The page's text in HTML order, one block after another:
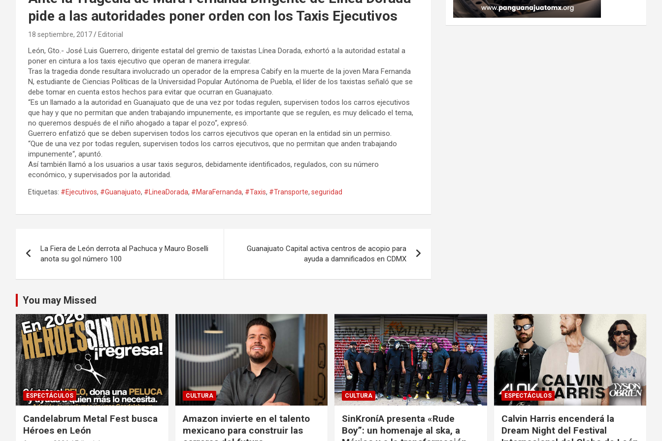
pide a las autoridades poner orden con los Taxis Ejecutivos
18 septiembre, 2017 Editorial
León, Gto.- José Luis Guerrero, dirigente estatal del gremio de taxistas Línea Dorada, exhortó a la autoridad estatal a
poner en cintura a los taxis ejecutivo que operan de manera irregular.
Tras la tragedia donde resultara involucrado un operador de la empresa Cabify en la muerte de la joven Mara Fernanda
N, estudiante de Ciencias Políticas de la Universidad Popular Autónoma de Puebla, el líder de los taxistas señaló que se
debe tomar en cuenta estos hechos para evitar que ocurran en Guanajuato.
“Es un llamado a la autoridad en Guanajuato que de una vez por todas regulen, supervisen todos los carros ejecutivos
que hay y que no permitan que anden trabajando impunemente, es importante que se regulen, es muy delicado el tema,
no queremos después de el niño ahogado a tapar el pozo“, expresó.
Guerrero enfatizó que se deben supervisen todos los carros ejecutivos que operan en la entidad sin un permiso.
“Que de una vez por todas regulen, supervisen todos los carros ejecutivos, que no permitan que anden trabajando
impunemente“, apuntó.
Así también llamó a los usuarios a usar taxis seguros, debidamente identificados, regulados, con su número
económico, y supervisados por la autoridad.
Etiquetas: #Ejecutivos, #Guanajuato, #LineaDorada, #MaraFernanda, #Taxis, #Transporte, seguridad
de
entradas
La Fiera de León derrota al Pachuca y Mauro Boselli
anota su gol número 100
Guanajuato Capital activa centros de acopio para
ayuda a damnificados en CDMX
You may Missed
ESPECTÁCULOS
Candelabrum Metal Fest busca
Héroes en León
CULTURA
Amazon invierte en el talento
mexicano para construir las
CULTURA
SinKroníA presenta «Rude
Boy”: un homenaje al ska, a
ESPECTÁCULOS
Calvin Harris encenderá la
Dream Night del Festival